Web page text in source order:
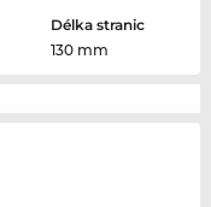
Délka stranic
130 mm